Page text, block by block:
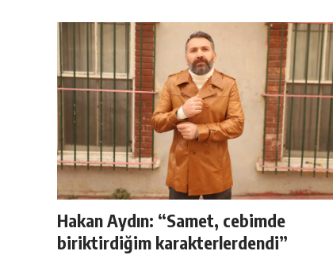
Hakan Aydın: “Samet, cebimde
biriktirdiğim karakterlerdendi”